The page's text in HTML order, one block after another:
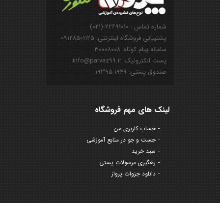
شماره تماس : ۲۲۶۹۱۰۱۰-(۰۲۱)
پشتیبانی فروشگاه اینترنتی: ۰۹۱۲۸۵۰۱۱۲۵
سامانه پیام کوتاه: ۳۰۰۰۸۰۰۸
پست الکترونیک: info@parvaz99.ir
صندوق پستی: ۱۹۴۹-۱۹۳۹۵
لینک های مهم فروشگاه
حساب کاربری من
جست و جو در منابع آموزشی
سبد خرید
رهگیری مرسولات پستی
دانلود جزوات پرواز